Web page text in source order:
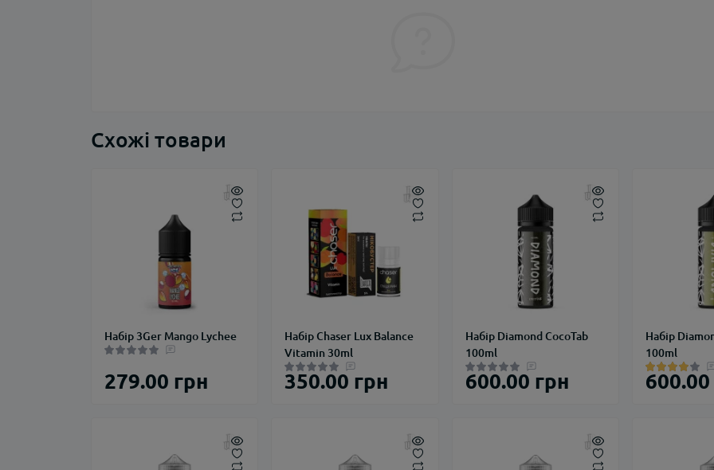
Схожі товари
Набір 3Ger Mango Lychee
279.00 грн
Набір Chaser Lux Balance
Vitamin 30ml
350.00 грн
Набір Diamond CocoTab
100ml
600.00 грн
Набір
100ml
600.00